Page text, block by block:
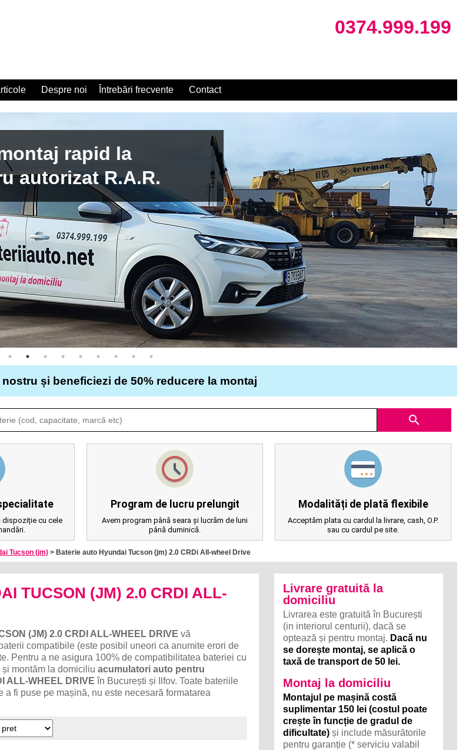
0374.999.199
Despre noi Întrebări frecvente Contact
și beneficiezi de 50% reducere la montaj
search
dispoziție cu cele
Program de lucru prelungit
Avem program până seara și lucrăm de luni
până duminică.
Modalități de plată flexibile
Acceptăm plata cu cardul la livrare, cash, O.P.
sau cu cardul pe site.
Tucson (jm) > Baterie auto Hyundai Tucson (jm) 2.0 CRDi All-wheel Drive
TUCSON (JM) 2.0 CRDI ALL-
(JM) 2.0 CRDI ALL-WHEEL DRIVE vă
compatibile (este posibil uneori ca anumite erori de
Pentru a ne asigura 100% de compatibilitatea bateriei cu
și montăm la domiciliuacumulatori auto pentru
ALL-WHEEL DRIVE în București și Ilfov. Toate bateriile
a fi puse pe mașină, nu este necesară formatarea
Livrare gratuită la
domiciliu
Livrarea este gratuită în București
(in interiorul centurii), dacă se
optează și pentru montaj. Dacă nu
se dorește montaj, se aplică o
taxă de transport de 50 lei.
Montaj la domiciliu
Montajul pe mașină costă
suplimentar 150 lei (costul poate
crește în funcție de gradul de
dificultate) și include măsurătorile
pentru garanție (* serviciu valabil